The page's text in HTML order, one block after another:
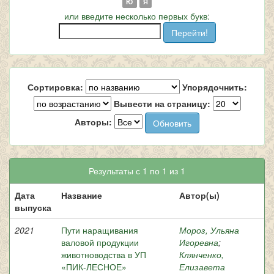
или введите несколько первых букв:
Сортировка:
Упорядочнить:
Вывести на страницу:
Авторы:
Результаты с 1 по 1 из 1
Дата
выпуска
Название Автор(ы)
2021
Пути наращивания
валовой продукции
животноводства в УП
«ПИК-ЛЕСНОЕ»
Мороз, Ульяна
Игоревна;
Клянченко,
Елизавета